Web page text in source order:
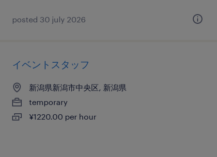
posted 30 july 2026
イベントスタッフ
新潟県新潟市中央区, 新潟県
temporary
¥1220.00 per hour